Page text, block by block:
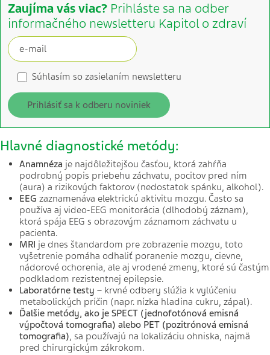
Zaujíma vás viac? Prihláste sa na odber
informačného newsletteru Kapitol o zdraví
Súhlasím so zasielaním newsletteru
Prihlásiť sa k odberu noviniek
Hlavné diagnostické metódy:
Anamnéza je najdôležitejšou časťou, ktorá zahŕňa
podrobný popis priebehu záchvatu, pocitov pred ním
(aura) a rizikových faktorov (nedostatok spánku, alkohol).
EEG zaznamenáva elektrickú aktivitu mozgu. Často sa
používa aj video-EEG monitorácia (dlhodobý záznam),
ktorá spája EEG s obrazovým záznamom záchvatu u
pacienta.
MRI je dnes štandardom pre zobrazenie mozgu, toto
vyšetrenie pomáha odhaliť poranenie mozgu, cievne,
nádorové ochorenia, ale aj vrodené zmeny, ktoré sú častým
podkladom rezistentnej epilepsie.
Laboratórne testy – krvné odbery slúžia k vylúčeniu
metabolických príčin (napr. nízka hladina cukru, zápal).
Ďalšie metódy, ako je SPECT (jednofotónová emisná
výpočtová tomografia) alebo PET (pozitrónová emisná
tomografia), sa používajú na lokalizáciu ohniska, najmä
pred chirurgickým zákrokom.